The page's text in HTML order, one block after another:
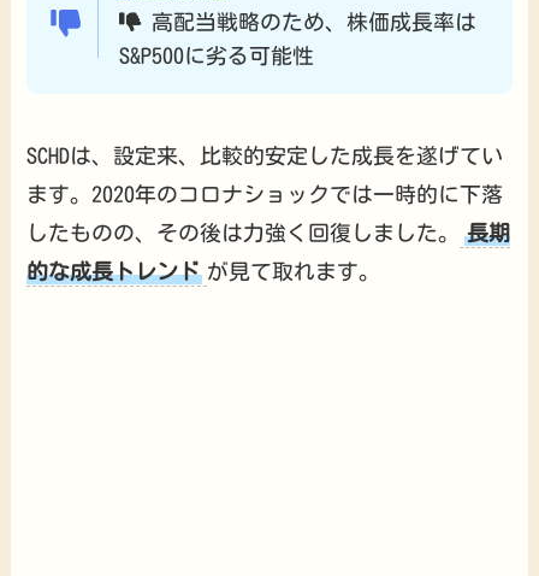
高配当戦略のため、株価成長率は
S&P500に劣る可能性
SCHDは、設定来、比較的安定した成長を遂げてい
ます。2020年のコロナショックでは一時的に下落
したものの、その後は力強く回復しました。
長期
的な成長トレンド が見て取れます。